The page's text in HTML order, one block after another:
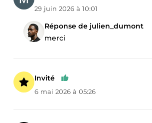
29 juin 2026 à 10:01
Réponse de julien_dumont
merci
Invité
6 mai 2026 à 05:26